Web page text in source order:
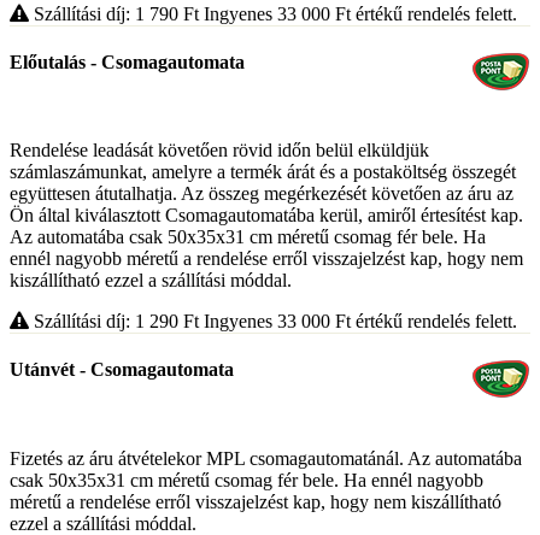
Szállítási díj: 1 790 Ft Ingyenes 33 000 Ft értékű rendelés felett.
Előutalás - Csomagautomata
Rendelése leadását követően rövid időn belül elküldjük
számlaszámunkat, amelyre a termék árát és a postaköltség összegét
együttesen átutalhatja. Az összeg megérkezését követően az áru az
Ön által kiválasztott Csomagautomatába kerül, amiről értesítést kap.
Az automatába csak 50x35x31 cm méretű csomag fér bele. Ha
ennél nagyobb méretű a rendelése erről visszajelzést kap, hogy nem
kiszállítható ezzel a szállítási móddal.
Szállítási díj: 1 290 Ft Ingyenes 33 000 Ft értékű rendelés felett.
Utánvét - Csomagautomata
Fizetés az áru átvételekor MPL csomagautomatánál. Az automatába
csak 50x35x31 cm méretű csomag fér bele. Ha ennél nagyobb
méretű a rendelése erről visszajelzést kap, hogy nem kiszállítható
ezzel a szállítási móddal.